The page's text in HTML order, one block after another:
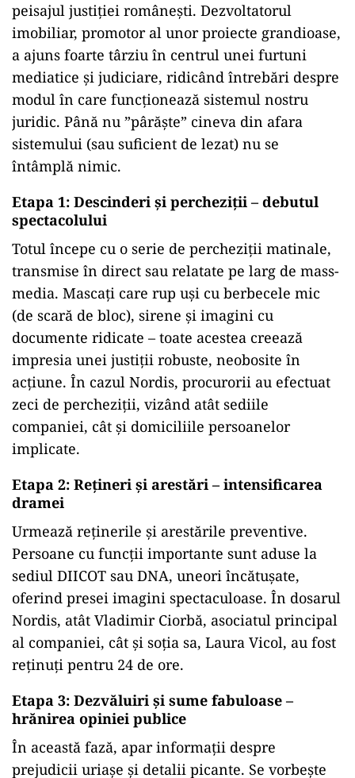
peisajul justiției românești. Dezvoltatorul
imobiliar, promotor al unor proiecte grandioase,
a ajuns foarte târziu în centrul unei furtuni
mediatice și judiciare, ridicând întrebări despre
modul în care funcționează sistemul nostru
juridic. Până nu ”pârăște” cineva din afara
sistemului (sau suficient de lezat) nu se
întâmplă nimic.
Etapa 1: Descinderi și percheziții – debutul
spectacolului
Totul începe cu o serie de percheziții matinale,
transmise în direct sau relatate pe larg de mass-
media. Mascați care rup uși cu berbecele mic
(de scară de bloc), sirene și imagini cu
documente ridicate – toate acestea creează
impresia unei justiții robuste, neobosite în
acțiune. În cazul Nordis, procurorii au efectuat
zeci de percheziții, vizând atât sediile
companiei, cât și domiciliile persoanelor
implicate.
Etapa 2: Rețineri și arestări – intensificarea
dramei
Urmează reținerile și arestările preventive.
Persoane cu funcții importante sunt aduse la
sediul DIICOT sau DNA, uneori încătușate,
oferind presei imagini spectaculoase. În dosarul
Nordis, atât Vladimir Ciorbă, asociatul principal
al companiei, cât și soția sa, Laura Vicol, au fost
reținuți pentru 24 de ore.
Etapa 3: Dezvăluiri și sume fabuloase –
hrănirea opiniei publice
În această fază, apar informații despre
prejudicii uriașe și detalii picante. Se vorbește